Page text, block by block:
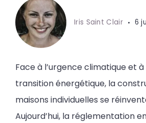
Iris Saint Clair 6
Face à l’urgence climatique et
transition énergétique, la
maisons individuelles se
Aujourd’hui, la réglementation